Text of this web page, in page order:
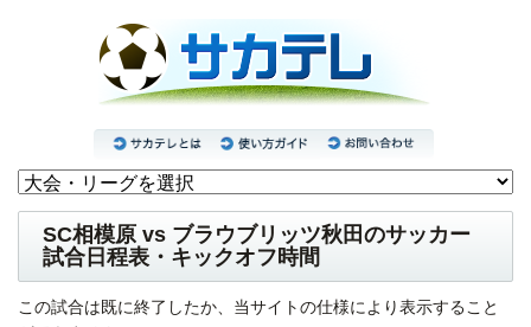
SC相模原 vs ブラウブリッツ秋田のサッカー
試合日程表・キックオフ時間
この試合は既に終了したか、当サイトの仕様により表示すること